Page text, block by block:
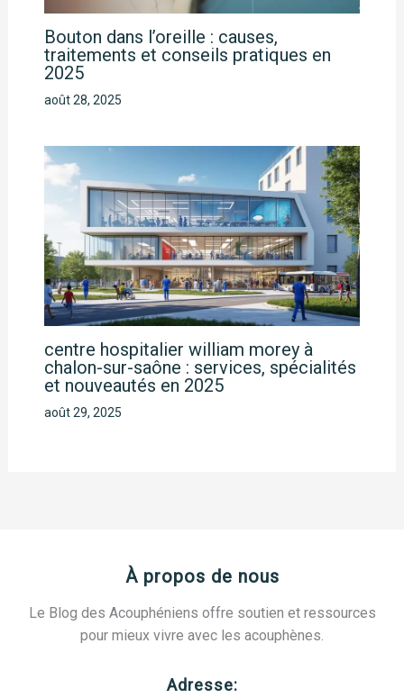
Bouton dans l’oreille : causes,
traitements et conseils pratiques en
2025
août 28, 2025
centre hospitalier william morey à
chalon-sur-saône : services, spécialités
et nouveautés en 2025
août 29, 2025
À propos de nous
Le Blog des Acouphéniens offre soutien et ressources
pour mieux vivre avec les acouphènes.
Adresse: